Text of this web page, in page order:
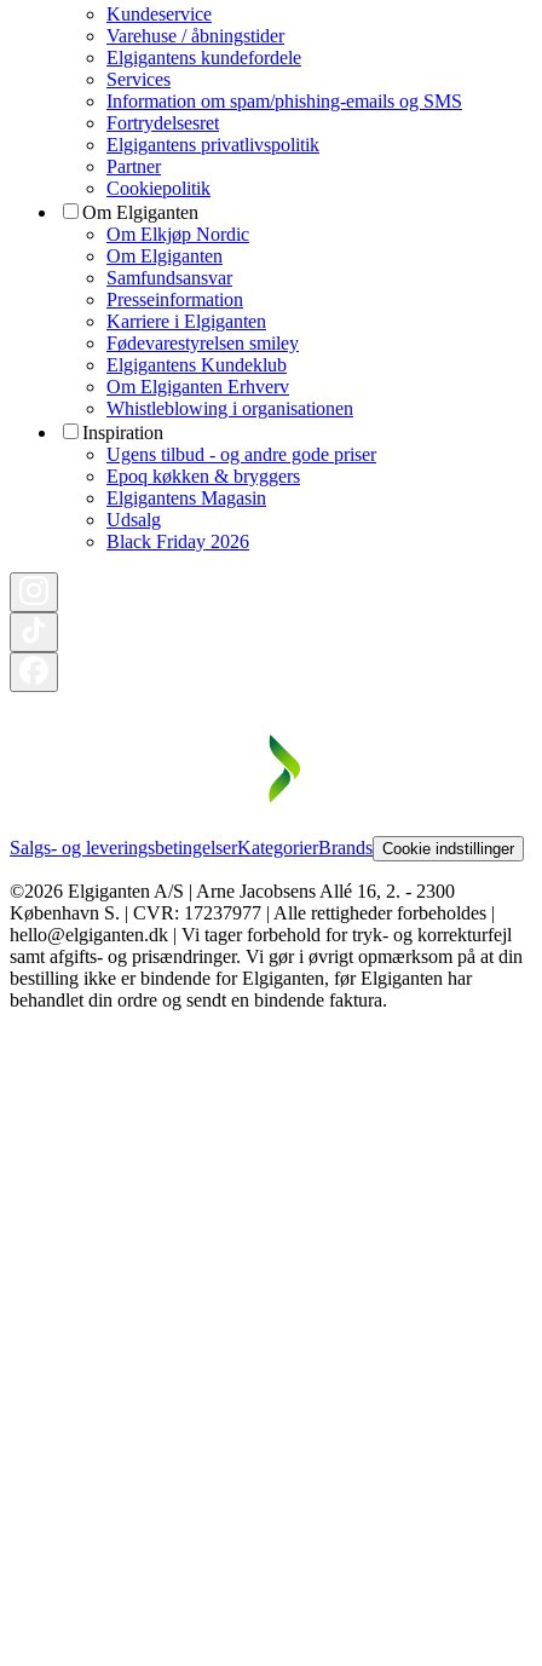
Kundeservice
Varehuse / åbningstider
Elgigantens kundefordele
Services
Information om spam/phishing-emails og SMS
Fortrydelsesret
Elgigantens privatlivspolitik
Partner
Cookiepolitik
Om Elgiganten
Om Elkjøp Nordic
Om Elgiganten
Samfundsansvar
Presseinformation
Karriere i Elgiganten
Fødevarestyrelsen smiley
Elgigantens Kundeklub
Om Elgiganten Erhverv
Whistleblowing i organisationen
Inspiration
Ugens tilbud - og andre gode priser
Epoq køkken & bryggers
Elgigantens Magasin
Udsalg
Black Friday 2026
Salgs- og leveringsbetingelserKategorierBrands Cookie indstillinger
©2026 Elgiganten A/S | Arne Jacobsens Allé 16, 2. - 2300
København S. | CVR: 17237977 | Alle rettigheder forbeholdes |
hello@elgiganten.dk | Vi tager forbehold for tryk- og korrekturfejl
samt afgifts- og prisændringer. Vi gør i øvrigt opmærksom på at din
bestilling ikke er bindende for Elgiganten, før Elgiganten har
behandlet din ordre og sendt en bindende faktura.